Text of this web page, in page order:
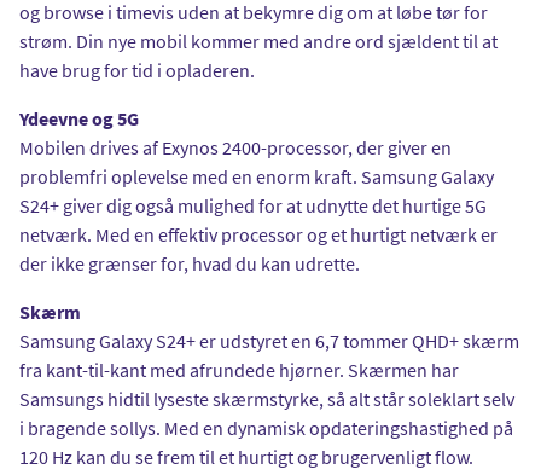
og browse i timevis uden at bekymre dig om at løbe tør for
strøm. Din nye mobil kommer med andre ord sjældent til at
have brug for tid i opladeren.
Ydeevne og 5G
Mobilen drives af Exynos 2400-processor, der giver en
problemfri oplevelse med en enorm kraft. Samsung Galaxy
S24+ giver dig også mulighed for at udnytte det hurtige 5G
netværk. Med en effektiv processor og et hurtigt netværk er
der ikke grænser for, hvad du kan udrette.
Skærm
Samsung Galaxy S24+ er udstyret en 6,7 tommer QHD+ skærm
fra kant-til-kant med afrundede hjørner. Skærmen har
Samsungs hidtil lyseste skærmstyrke, så alt står soleklart selv
i bragende sollys. Med en dynamisk opdateringshastighed på
120 Hz kan du se frem til et hurtigt og brugervenligt flow.